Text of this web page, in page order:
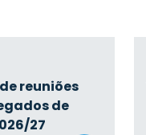
reuniões
de
27